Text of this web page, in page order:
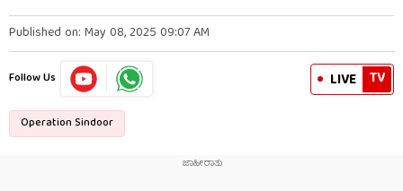
Published on: May 08, 2025 09:07 AM
Follow Us LIVE TV
Operation Sindoor